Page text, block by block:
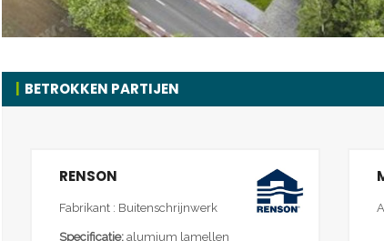
BETROKKEN PARTIJEN
RENSON
Fabrikant : Buitenschrijnwerk
Specificatie: alumium lamellen